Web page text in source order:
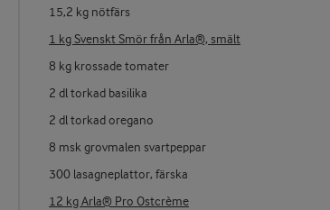
15,2 kg nötfärs
1 kg Svenskt Smör från Arla®, smält
8 kg krossade tomater
2 dl torkad basilika
2 dl torkad oregano
8 msk grovmalen svartpeppar
300 lasagneplattor, färska
12 kg Arla® Pro Ostcrème